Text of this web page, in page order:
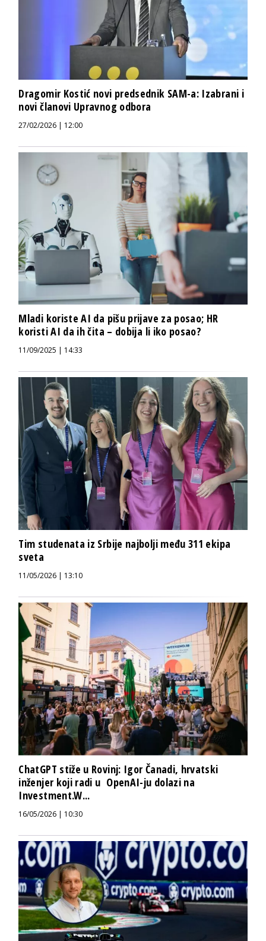
Dragomir Kostić novi predsednik SAM-a: Izabrani i
novi članovi Upravnog odbora
27/02/2026 | 12:00
Mladi koriste AI da pišu prijave za posao; HR
koristi AI da ih čita – dobija li iko posao?
11/09/2025 | 14:33
Tim studenata iz Srbije najbolji među 311 ekipa
sveta
11/05/2026 | 13:10
ChatGPT stiže u Rovinj: Igor Čanadi, hrvatski
inženjer koji radi u OpenAI-ju dolazi na
Investment.W...
16/05/2026 | 10:30